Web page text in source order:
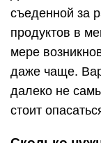
выходе будет
день более,
Меню 1.